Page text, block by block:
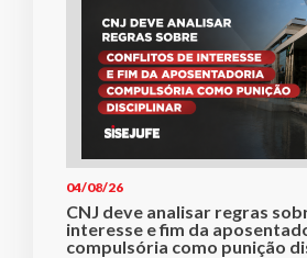
04/08/26
CNJ deve analisar regras
interesse e fim da
compulsória como punição